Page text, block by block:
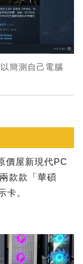
簡測自己電腦
價屋新現代PC
款款「華碩
卡。